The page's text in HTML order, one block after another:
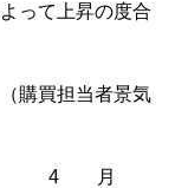
って上昇の度合
購買担当者景気
4 月